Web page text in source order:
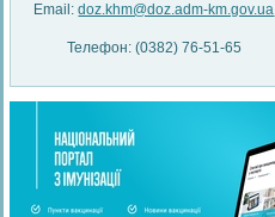
Email:doz.khm@doz.adm-km.gov.ua
Телефон: (0382) 76-51-65